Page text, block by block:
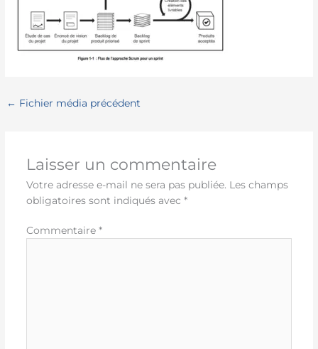
← Fichier média précédent
Laisser un commentaire
Votre adresse e-mail ne sera pas publiée. Les champs
obligatoires sont indiqués avec *
Commentaire *